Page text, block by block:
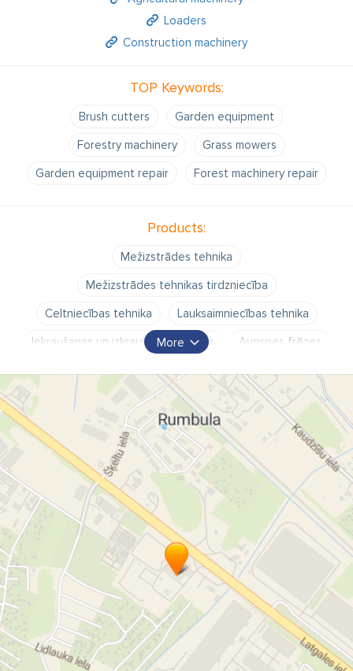
Loaders
Construction machinery
TOP Keywords:
Brush cutters
Garden equipment
Forestry machinery
Grass mowers
Garden equipment repair
Forest machinery repair
Products:
Mežizstrādes tehnika
Mežizstrādes tehnikas tirdzniecība
Celtniecības tehnika
Lauksaimniecības tehnika
Iekraušanas un izkraušanas tehnika
Augsnes frēzes
Būvtehnikas tirdzniecība
Būvtehnikas rezerves daļas
Cēlējiekārtu noma
Ekskavatori
Kāpurķēžu un riteņu traktori
Būvtehnikas un meža tehnikas serviss
Būvtehnikas un meža tehnikas remonts
Mežtehnikas operatoru apmācība
Meža mērinstrumenti
Hidrauliskās šļūtenes tehnikai
Hidraulisko šļūteņu izgatavošana
Industriālās eļļas
Teleskopiskie iekrāvēji
Pacēlājtehnikas tirdzniecība un serviss
More